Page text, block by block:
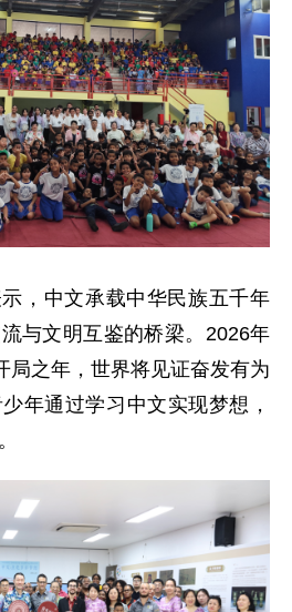
，中文承载中华民族五千年
与文明互鉴的桥梁。2026年
局之年，世界将见证奋发有为
年通过学习中文实现梦想，